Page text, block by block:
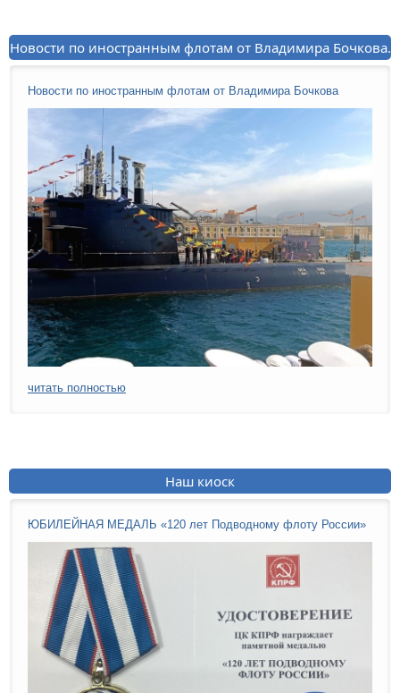
Новости по иностранным флотам от Владимира Бочкова.
Новости по иностранным флотам от Владимира Бочкова
читать полностью
Наш киоск
ЮБИЛЕЙНАЯ МЕДАЛЬ «120 лет Подводному флоту России»